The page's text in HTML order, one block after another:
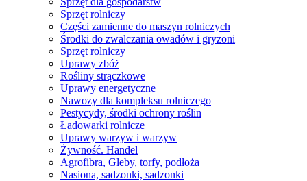
Sprzęt rolniczy
Części zamienne do maszyn rolniczych
Środki do zwalczania owadów i gryzoni
Sprzęt rolniczy
Uprawy zbóż
Rośliny strączkowe
Uprawy energetyczne
Nawozy dla kompleksu rolniczego
Pestycydy, środki ochrony roślin
Ładowarki rolnicze
Uprawy warzyw i warzyw
Żywność. Handel
Agrofibra, Gleby, torfy, podłoża
Nasiona, sadzonki, sadzonki